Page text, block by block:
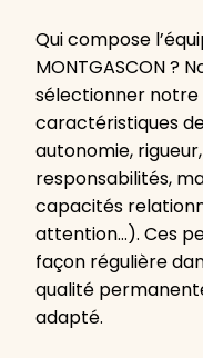
Qui compose
MONTGASCON ?
sélectionner
caractéristiques
autonomie,
responsabilités,
capacités
attention…). Ces
façon régulière
qualité
adapté.